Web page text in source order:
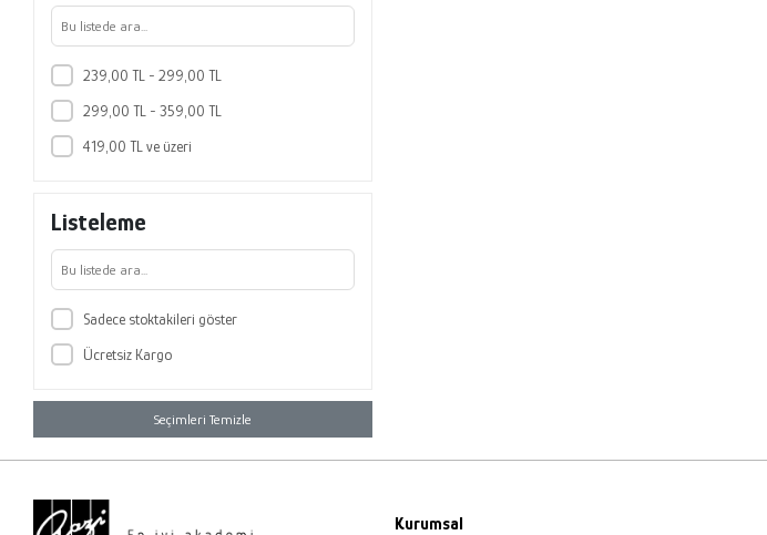
239,00 TL - 299,00 TL
299,00 TL - 359,00 TL
419,00 TL ve üzeri
Listeleme
Sadece stoktakileri göster
Ücretsiz Kargo
Seçimleri Temizle
Kurumsal